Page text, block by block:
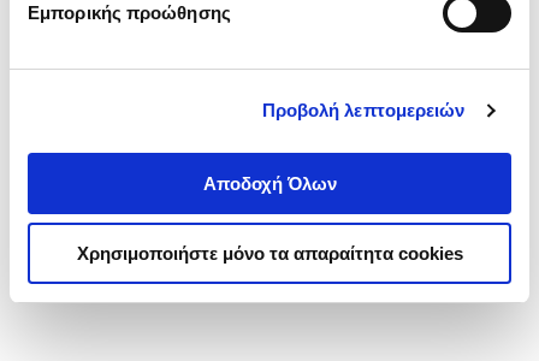
Εμπορικής προώθησης
Προβολή λεπτομερειών
Αποδοχή Όλων
Χρησιμοποιήστε μόνο τα απαραίτητα cookies